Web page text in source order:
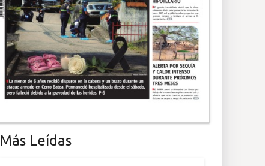
Más Leídas